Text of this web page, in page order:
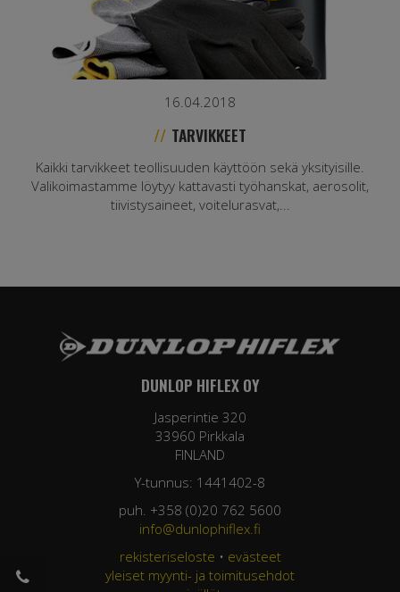
16.04.2018
TARVIKKEET
Kaikki tarvikkeet teollisuuden käyttöön sekä yksityisille.
Valikoimastamme löytyy kattavasti työhanskat, aerosolit,
tiivistysaineet, voitelurasvat,...
DUNLOP HIFLEX OY
Jasperintie 320
33960 Pirkkala
FINLAND
Y-tunnus: 1441402-8
puh. +358 (0)20 762 5600
info@dunlophiflex.fi
rekisteriseloste • evästeet
yleiset myynti- ja toimitusehdot